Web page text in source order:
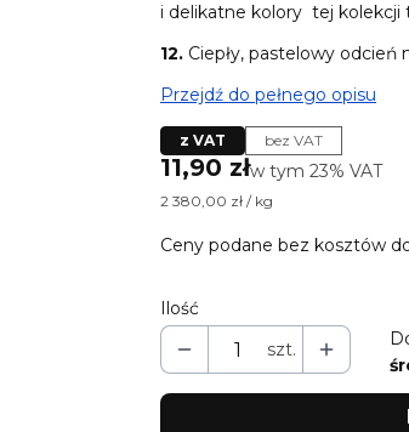
i delikatne kolory tej kolekcji
12. Ciepły, pastelowy odcień
Przejdź do pełnego opisu
z VAT bez VAT
Cena
11,90 złw tym 23% VAT
w tym 23% VAT
2 380,00 zł / kg
Ceny podane bez kosztów
Ilość
szt.